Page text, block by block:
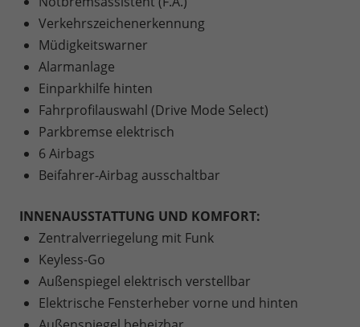
Verkehrszeichenerkennung
Müdigkeitswarner
Alarmanlage
Einparkhilfe hinten
Fahrprofilauswahl (Drive Mode Select)
Parkbremse elektrisch
6 Airbags
Beifahrer-Airbag ausschaltbar
INNENAUSSTATTUNG UND KOMFORT:
Zentralverriegelung mit Funk
Keyless-Go
Außenspiegel elektrisch verstellbar
Elektrische Fensterheber vorne und hinten